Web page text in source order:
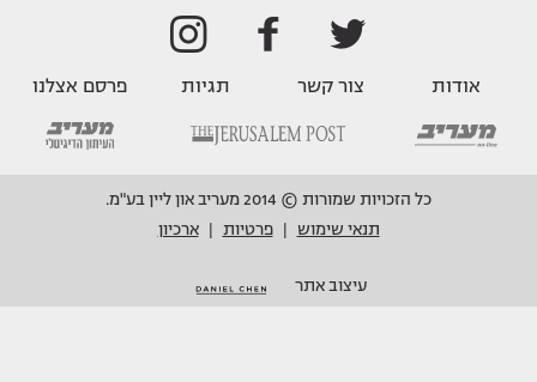
אודות צור קשר תגיות פרסם אצלנו
כל הזכויות שמורות © 2014 מעריב און ליין בע"מ.
תנאי שימוש
פרטיות ארכיון
עיצוב אתר